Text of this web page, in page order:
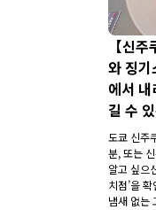
【신
와 징
에서
길 수
도쿄 신주
분, 또는
알고 싶으
치점’을
냄새 없는